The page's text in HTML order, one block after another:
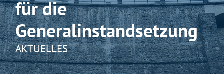
für die
Generalinstandsetzung
AKTUELLES